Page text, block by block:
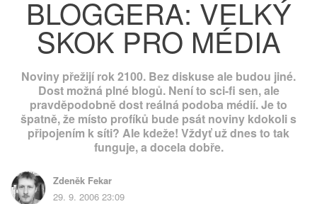
BLOGGERA: VELKÝ
SKOK PRO MÉDIA
Noviny přežijí rok 2100. Bez diskuse ale budou jiné.
Dost možná plné blogů. Není to sci-fi sen, ale
pravděpodobně dost reálná podoba médií. Je to
špatně, že místo profíků bude psát noviny kdokoli s
připojením k síti? Ale kdeže! Vždyť už dnes to tak
funguje, a docela dobře.
Zdeněk Fekar
29. 9. 2006 23:09